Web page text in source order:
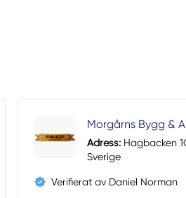
Morgårns Bygg &
Adress:Hagbacken
Sverige
Verifierat av Daniel Norman